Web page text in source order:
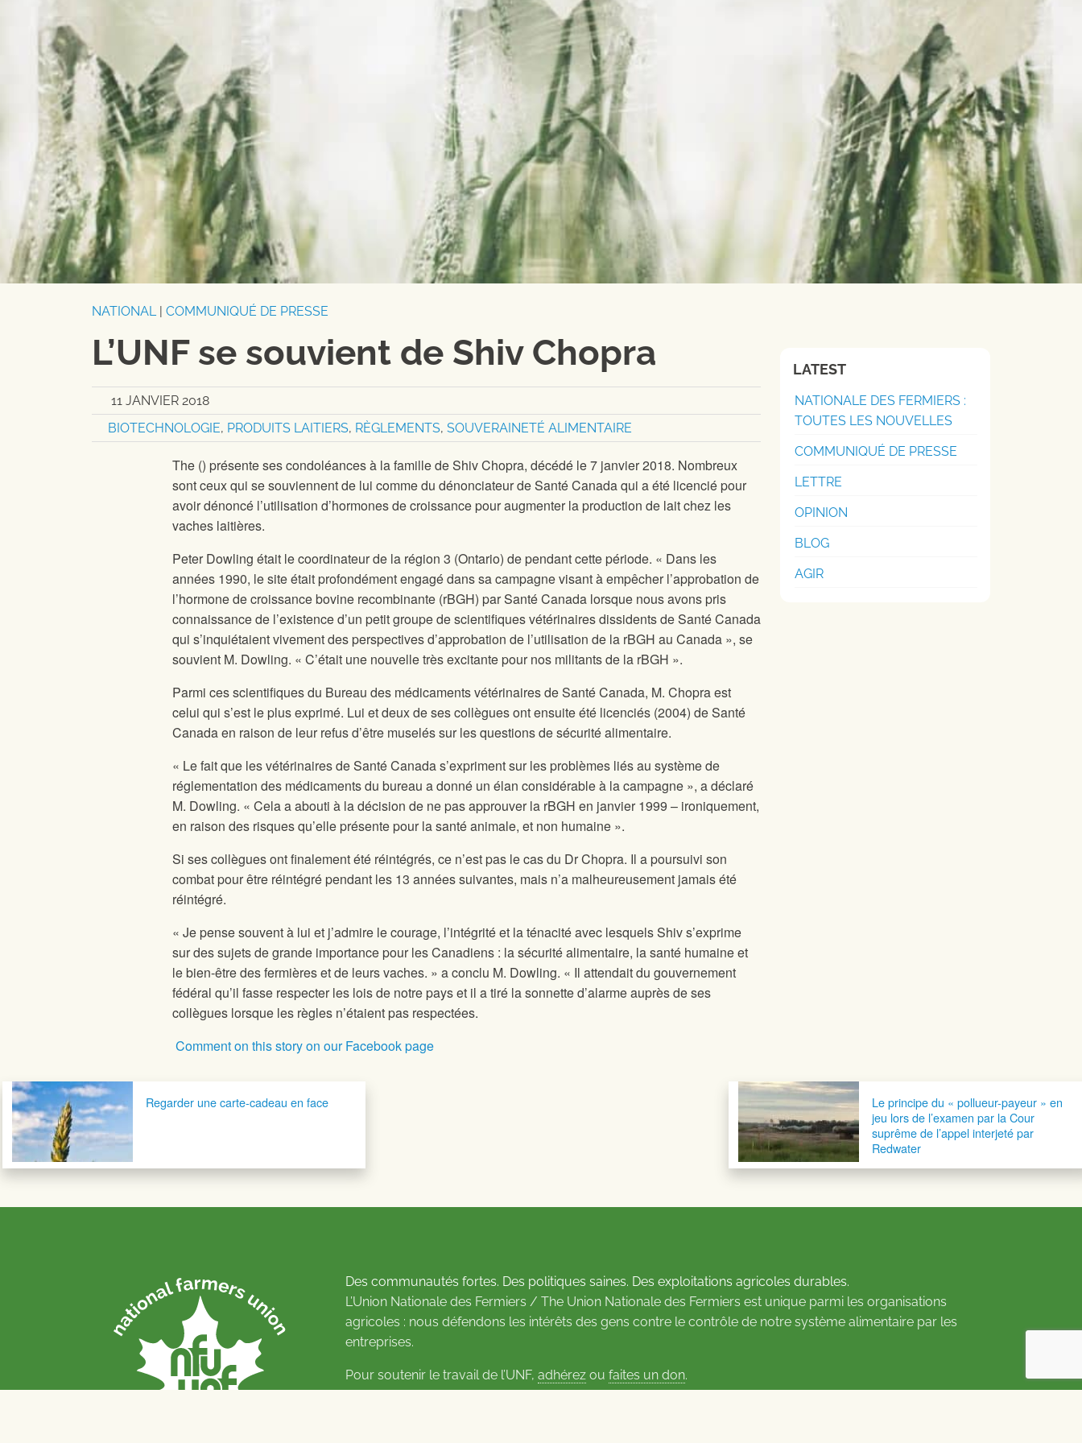
NATIONAL| COMMUNIQUÉ DE PRESSE
L’UNF se souvient de Shiv Chopra
11 JANVIER 2018
BIOTECHNOLOGIE, PRODUITS LAITIERS, RÈGLEMENTS, SOUVERAINETÉ ALIMENTAIRE
The () présente ses condoléances à la famille de Shiv Chopra, décédé le 7 janvier 2018. Nombreux
sont ceux qui se souviennent de lui comme du dénonciateur de Santé Canada qui a été licencié pour
avoir dénoncé l’utilisation d’hormones de croissance pour augmenter la production de lait chez les
vaches laitières.
Peter Dowling était le coordinateur de la région 3 (Ontario) dependant cette période. « Dans les
années 1990, le siteétait profondément engagé dans sa campagne visant à empêcher l’approbation de
l’hormone de croissance bovine recombinante (rBGH) par Santé Canada lorsque nous avons pris
connaissance de l’existence d’un petit groupe de scientifiques vétérinaires dissidents de Santé Canada
qui s’inquiétaient vivement des perspectives d’approbation de l’utilisation de la rBGH au Canada », se
souvient M. Dowling. « C’était une nouvelle très excitante pour nos militants de la rBGH ».
Parmi ces scientifiques du Bureau des médicaments vétérinaires de Santé Canada, M. Chopra est
celui qui s’est le plus exprimé. Lui et deux de ses collègues ont ensuite été licenciés (2004) de Santé
Canada en raison de leur refus d’être muselés sur les questions de sécurité alimentaire.
« Le fait que les vétérinaires de Santé Canada s’expriment sur les problèmes liés au système de
réglementation des médicaments du bureau a donné un élan considérable à la campagne », a déclaré
M. Dowling. « Cela a abouti à la décision de ne pas approuver la rBGH en janvier 1999 – ironiquement,
en raison des risques qu’elle présente pour la santé animale, et non humaine ».
Si ses collègues ont finalement été réintégrés, ce n’est pas le cas du Dr Chopra. Il a poursuivi son
combat pour être réintégré pendant les 13 années suivantes, mais n’a malheureusement jamais été
réintégré.
« Je pense souvent à lui et j’admire le courage, l’intégrité et la ténacité avec lesquels Shiv s’exprime
sur des sujets de grande importance pour les Canadiens : la sécurité alimentaire, la santé humaine et
le bien-être des fermières et de leurs vaches. » a conclu M. Dowling. « Il attendait du gouvernement
fédéral qu’il fasse respecter les lois de notre pays et il a tiré la sonnette d’alarme auprès de ses
collègues lorsque les règles n’étaient pas respectées.
Comment on this story on our Facebook page
LATEST
NATIONALE DES FERMIERS :
TOUTES LES NOUVELLES
COMMUNIQUÉ DE PRESSE
LETTRE
OPINION
BLOG
AGIR
Navigation postaleRegarder une carte-cadeau en face
Le principe du « pollueur-payeur » en
jeu lors de l’examen par la Cour
suprême de l’appel interjeté par
Redwater
Des communautés fortes. Des politiques saines. Des exploitations agricoles durables.
L’Union Nationale des Fermiers / The Union Nationale des Fermiers est unique parmi les organisations
agricoles : nous défendons les intérêts des gens contre le contrôle de notre système alimentaire par les
entreprises.
Pour soutenir le travail de l’UNF, adhérez ou faites un don.